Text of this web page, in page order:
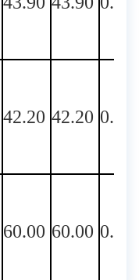
42.20 42.20 0.00
60.00 60.00 0.00